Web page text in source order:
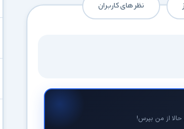
نظر های کاربران
حالا از من بپرس!